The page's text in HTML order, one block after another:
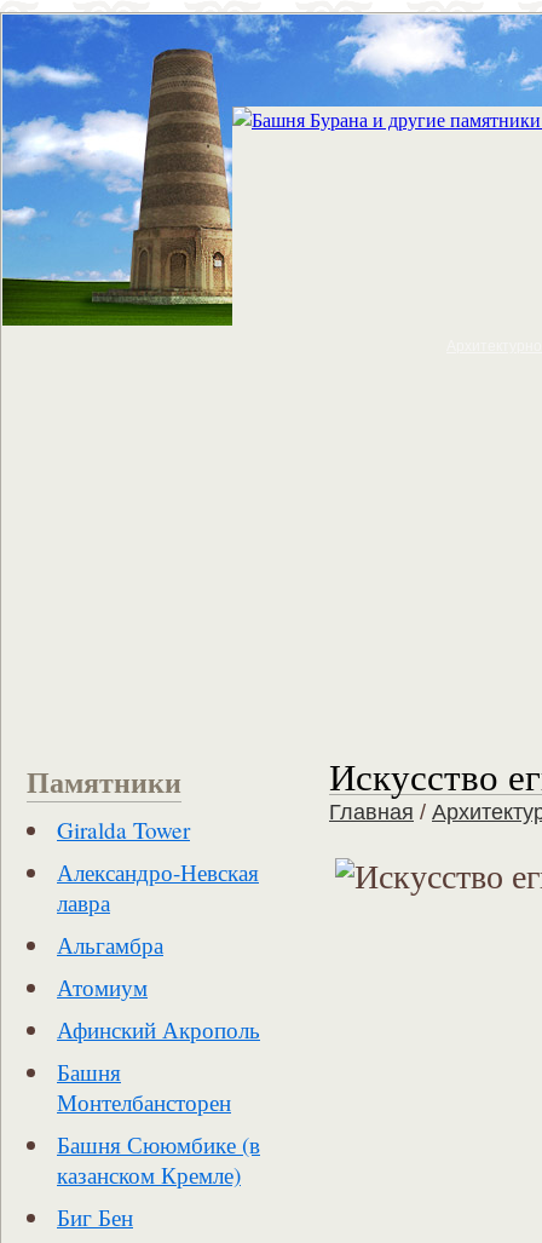
Памятники
Giralda Tower
Александро-Невская
лавра
Альгамбра
Атомиум
Афинский Акрополь
Башня
Монтелбансторен
Башня Сююмбике (в
казанском Кремле)
Биг Бен
Искусство
Главная /